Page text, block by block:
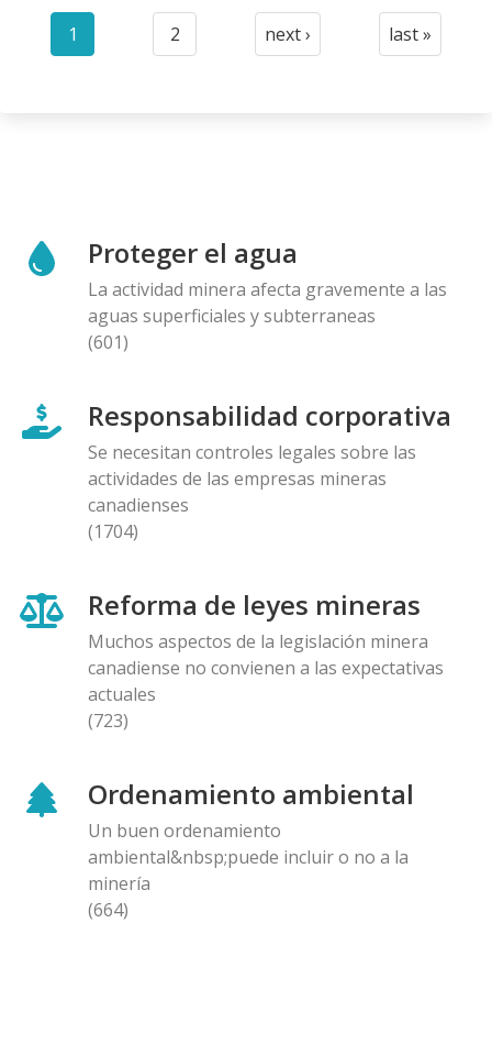
Paginación
Current
1
Page
2
Next
next ›
Last
last »
Proteger el agua
La actividad minera afecta gravemente a las
aguas superficiales y subterraneas
(601)
Responsabilidad corporativa
Se necesitan controles legales sobre las
actividades de las empresas mineras
canadienses
(1704)
Reforma de leyes mineras
Muchos aspectos de la legislación minera
canadiense no convienen a las expectativas
actuales
(723)
Ordenamiento ambiental
Un buen ordenamiento
ambiental&nbsp;puede incluir o no a la
minería
(664)